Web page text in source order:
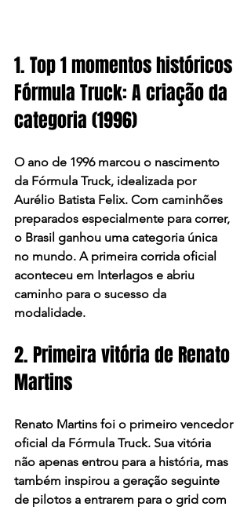
1. Top 1 momentos históricos
Fórmula Truck: A criação da
categoria (1996)
O ano de 1996 marcou o nascimento
da Fórmula Truck, idealizada por
Aurélio Batista Felix. Com caminhões
preparados especialmente para correr,
o Brasil ganhou uma categoria única
no mundo. A primeira corrida oficial
aconteceu em Interlagos e abriu
caminho para o sucesso da
modalidade.
2. Primeira vitória de Renato
Martins
Renato Martins foi o primeiro vencedor
oficial da Fórmula Truck. Sua vitória
não apenas entrou para a história, mas
também inspirou a geração seguinte
de pilotos a entrarem para o grid com